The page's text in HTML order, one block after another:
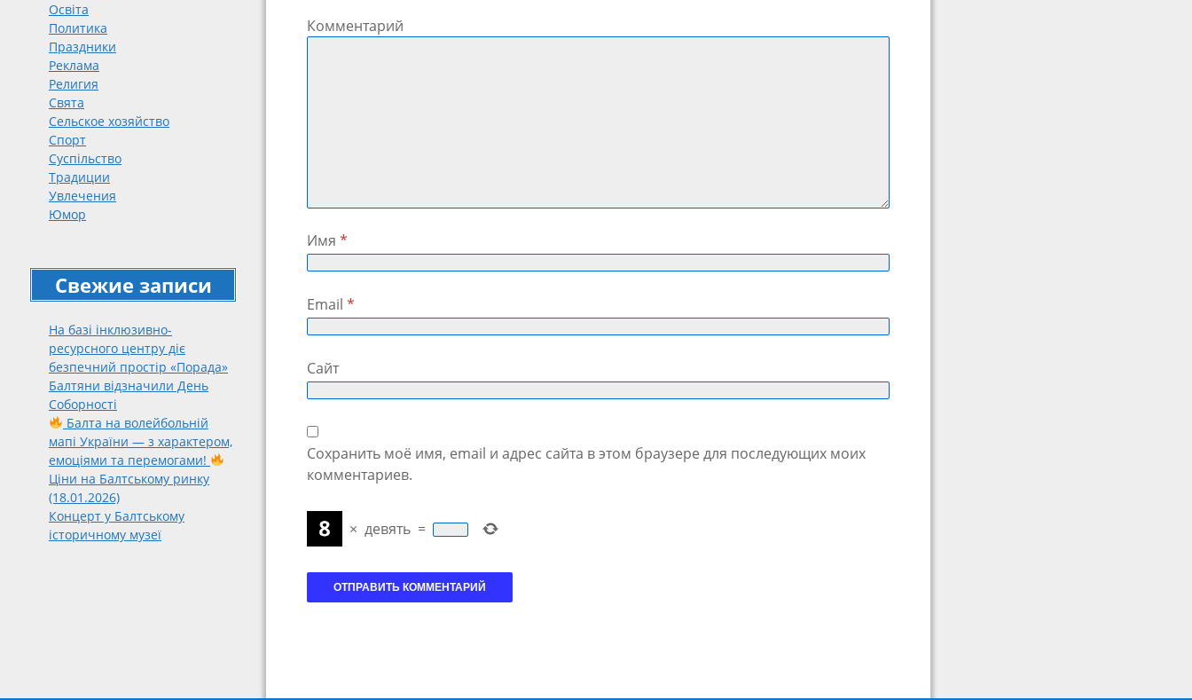
Освіта
Политика
Праздники
Реклама
Религия
Свята
Сельское хозяйство
Спорт
Суспільство
Традиции
Увлечения
Юмор
Свежие записи
На базі інклюзивно-
ресурсного центру діє
безпечний простір «Порада»
Балтяни відзначили День
Соборності
Балта на волейбольній
мапі України — з характером,
емоціями та перемогами!
Ціни на Балтському ринку
(18.01.2026)
Концерт у Балтському
історичному музеї
Комментарий
Имя*
Email*
Сайт
Сохранить моё имя, email и адрес сайта в этом браузере для последующих моих
комментариев.
× девять =